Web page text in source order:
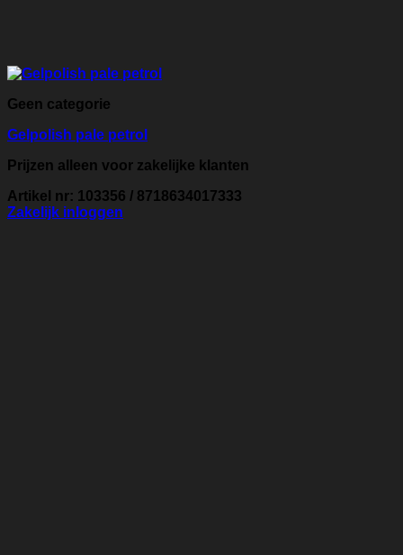
Geen categorie
Gelpolish pale petrol
Prijzen alleen voor zakelijke klanten
Artikel nr: 103356 / 8718634017333
Zakelijk inloggen